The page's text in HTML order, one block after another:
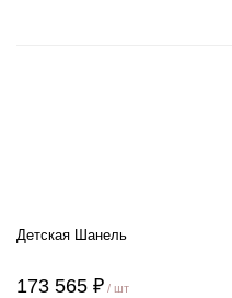
Детская Шанель
173 565 ₽ / шт